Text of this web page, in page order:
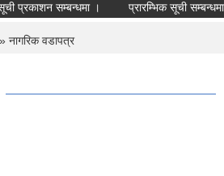
प्रकाशन सम्बन्धमा । प्रारम्भिक सूची सम्बन्धमा
नागरिक वडापत्र